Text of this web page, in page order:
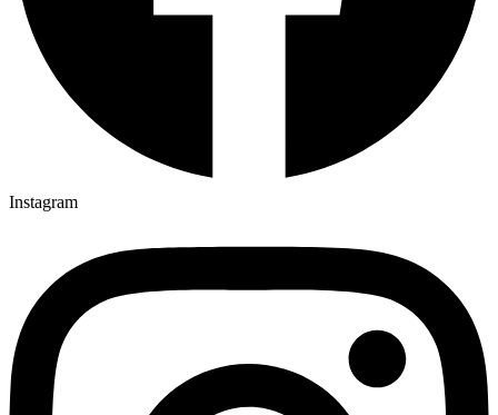
Instagram